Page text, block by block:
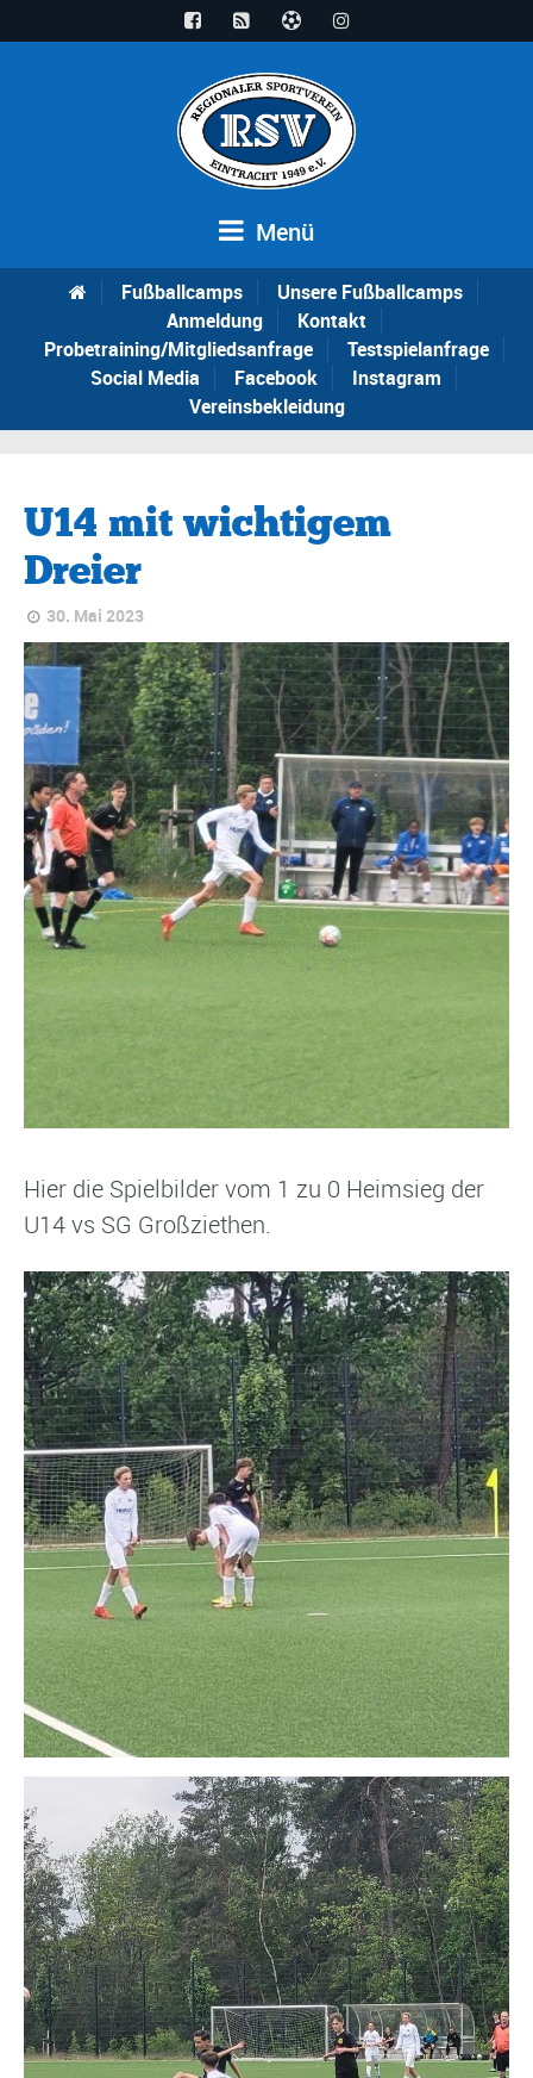
Menü
Fußballcamps
Unsere Fußballcamps
Anmeldung
Kontakt
Probetraining/Mitgliedsanfrage
Testspielanfrage
Social Media
Facebook
Instagram
Vereinsbekleidung
U14 mit wichtigem
Dreier
30. Mai 2023
Hier die Spielbilder vom 1 zu 0 Heimsieg der
U14 vs SG Großziethen.